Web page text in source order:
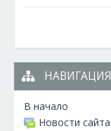
НАВИГАЦИЯ
В начало
Новости сайта